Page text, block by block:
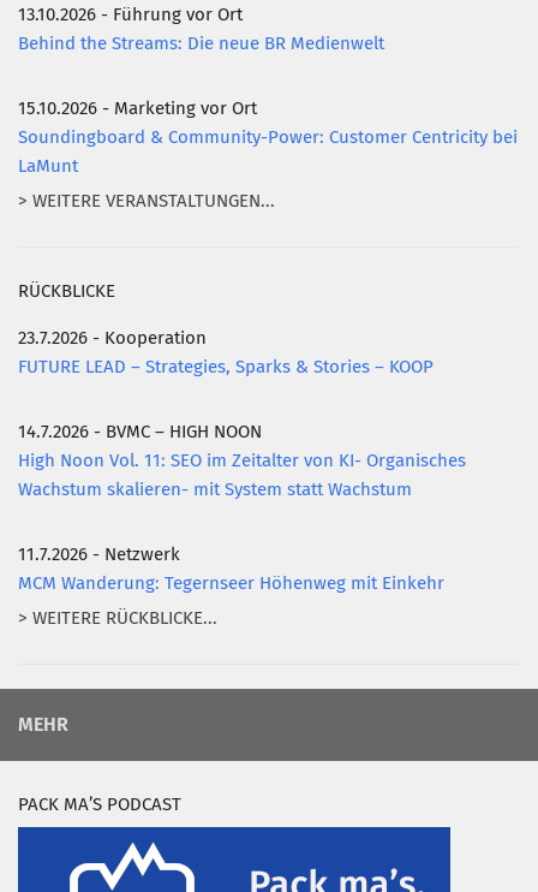
13.10.2026 - Führung vor Ort
Behind the Streams: Die neue BR Medienwelt
15.10.2026 - Marketing vor Ort
Soundingboard & Community-Power: Customer Centricity bei
LaMunt
> WEITERE VERANSTALTUNGEN...
RÜCKBLICKE
23.7.2026 - Kooperation
FUTURE LEAD – Strategies, Sparks & Stories – KOOP
14.7.2026 - BVMC – HIGH NOON
High Noon Vol. 11: SEO im Zeitalter von KI- Organisches
Wachstum skalieren- mit System statt Wachstum
11.7.2026 - Netzwerk
MCM Wanderung: Tegernseer Höhenweg mit Einkehr
> WEITERE RÜCKBLICKE...
MEHR
PACK MA’S PODCAST